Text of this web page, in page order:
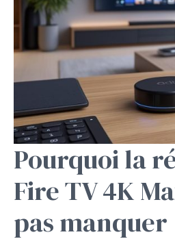
Pourquoi la
Fire TV 4K
pas manquer